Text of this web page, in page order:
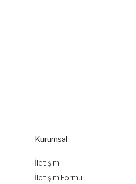
Ürün bilgilerinde hatalar
Bu ürüne benzer farklı
Kurumsal
İletişim
İletişim Formu